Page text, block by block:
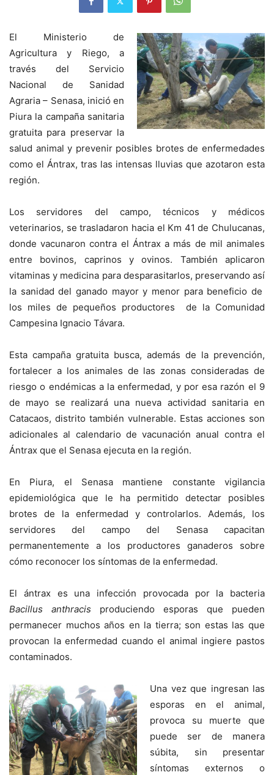
El Ministerio de
Agricultura y Riego, a
través del Servicio
Nacional de Sanidad
Agraria – Senasa, inició en
Piura la campaña sanitaria
gratuita para preservar la
salud animal y prevenir posibles brotes de enfermedades
como el Ántrax, tras las intensas lluvias que azotaron esta
región.
Los servidores del campo, técnicos y médicos
veterinarios, se trasladaron hacia el Km 41 de Chulucanas,
donde vacunaron contra el Ántrax a más de mil animales
entre bovinos, caprinos y ovinos. También aplicaron
vitaminas y medicina para desparasitarlos, preservando así
la sanidad del ganado mayor y menor para beneficio de
los miles de pequeños productores de la Comunidad
Campesina Ignacio Távara.
Esta campaña gratuita busca, además de la prevención,
fortalecer a los animales de las zonas consideradas de
riesgo o endémicas a la enfermedad, y por esa razón el 9
de mayo se realizará una nueva actividad sanitaria en
Catacaos, distrito también vulnerable. Estas acciones son
adicionales al calendario de vacunación anual contra el
Ántrax que el Senasa ejecuta en la región.
En Piura, el Senasa mantiene constante vigilancia
epidemiológica que le ha permitido detectar posibles
brotes de la enfermedad y controlarlos. Además, los
servidores del campo del Senasa capacitan
permanentemente a los productores ganaderos sobre
cómo reconocer los síntomas de la enfermedad.
El ántrax es una infección provocada por la bacteria
Bacillus anthracis produciendo esporas que pueden
permanecer muchos años en la tierra; son estas las que
provocan la enfermedad cuando el animal ingiere pastos
contaminados.
Una vez que ingresan las
esporas en el animal,
provoca su muerte que
puede ser de manera
súbita, sin presentar
síntomas externos o